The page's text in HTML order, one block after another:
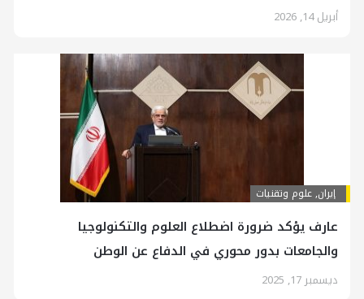
أبريل 14, 2026
إيران,علوم وتقنيات
عارف يؤكد ضرورة اضطلاع العلوم والتكنولوجيا
والجامعات بدور محوري في الدفاع عن الوطن
ديسمبر 17, 2025